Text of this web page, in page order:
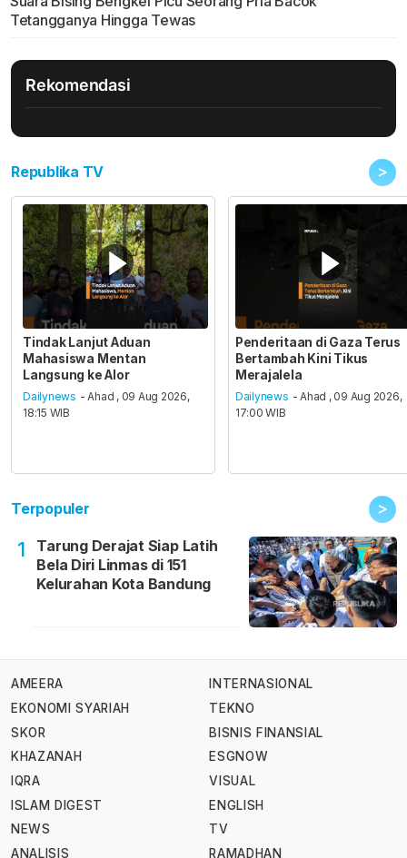
Tetangganya Hingga Tewas
Rekomendasi
Republika TV >
Tindak Lanjut Aduan
Mahasiswa Mentan
Langsung ke Alor
Dailynews - Ahad , 09 Aug 2026,
18:15 WIB
Penderitaan di Gaza Terus
Bertambah Kini Tikus
Merajalela
Dailynews - Ahad , 09 Aug 2026,
17:00 WIB
Terpopuler >
1
Tarung Derajat Siap Latih
Bela Diri Linmas di 151
Kelurahan Kota Bandung
AMEERA
EKONOMI SYARIAH
SKOR
KHAZANAH
IQRA
ISLAM DIGEST
NEWS
ANALISIS
INTERNASIONAL
TEKNO
BISNIS FINANSIAL
ESGNOW
VISUAL
ENGLISH
TV
RAMADHAN